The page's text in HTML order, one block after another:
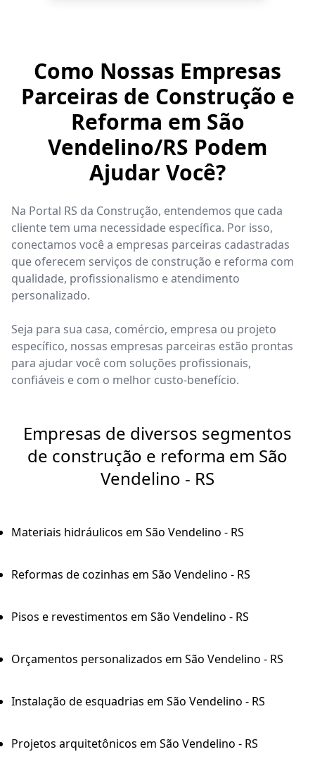
Como Nossas Empresas
Parceiras de Construção e
Reforma em São
Vendelino/RS Podem
Ajudar Você?
Na Portal RS da Construção, entendemos que cada
cliente tem uma necessidade específica. Por isso,
conectamos você a empresas parceiras cadastradas
que oferecem serviços de construção e reforma com
qualidade, profissionalismo e atendimento
personalizado.
Seja para sua casa, comércio, empresa ou projeto
específico, nossas empresas parceiras estão prontas
para ajudar você com soluções profissionais,
confiáveis e com o melhor custo-benefício.
Empresas de diversos segmentos
de construção e reforma em São
Vendelino - RS
Materiais hidráulicos em São Vendelino - RS
Reformas de cozinhas em São Vendelino - RS
Pisos e revestimentos em São Vendelino - RS
Orçamentos personalizados em São Vendelino - RS
Instalação de esquadrias em São Vendelino - RS
Projetos arquitetônicos em São Vendelino - RS